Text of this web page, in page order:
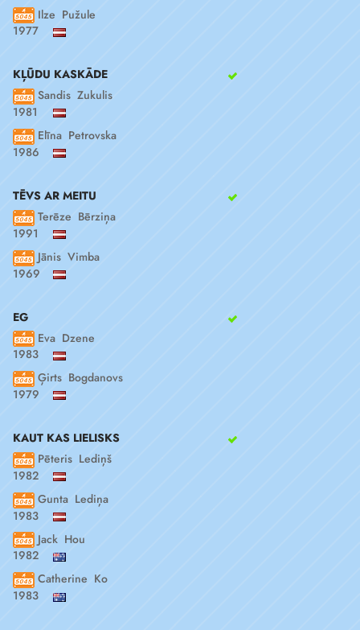
Ilze Pužule
1977
KĻŪDU KASKĀDE
Sandis Zukulis
1981
Elīna Petrovska
1986
TĒVS AR MEITU
Terēze Bērziņa
1991
Jānis Vimba
1969
EG
Eva Dzene
1983
Ģirts Bogdanovs
1979
KAUT KAS LIELISKS
Pēteris Lediņš
1982
Gunta Lediņa
1983
Jack Hou
1982
Catherine Ko
1983